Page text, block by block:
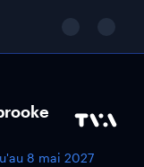
8 mai 2027